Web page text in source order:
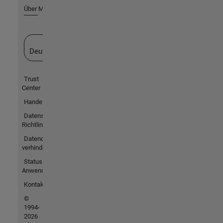
Über MathWorks
Deutschland
Trust
Center
Handelsmarken
Datenschutz-
Richtlinien
Datendiebstahl
verhindern
Status von
Anwendungen
Kontakt
©
1994-
2026